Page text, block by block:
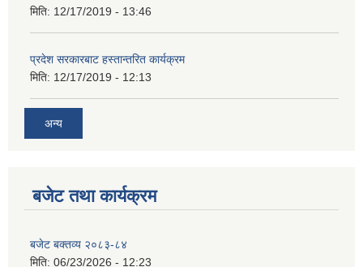
मिति: 12/17/2019 - 13:46
प्रदेश सरकारबाट हस्तान्तरित कार्यक्रम
मिति: 12/17/2019 - 12:13
अन्य
बजेट तथा कार्यक्रम
बजेट बक्तव्य २०८३-८४
मिति: 06/23/2026 - 12:23